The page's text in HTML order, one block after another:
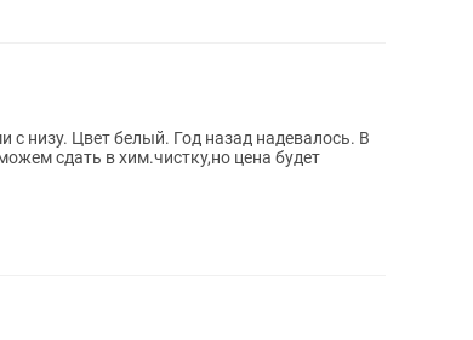
с низу. Цвет белый. Год назад надевалось. В
сдать в хим.чистку,но цена будет